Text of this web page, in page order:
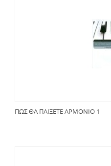
ΠΩΣ ΘΑ ΠΑΙΞΕΤΕ ΑΡΜΟΝΙΟ 1